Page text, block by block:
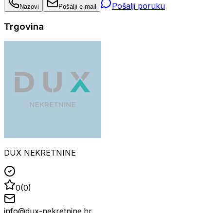
Nazovi Pošalji e-mail Pošalji poruku
Trgovina
DUX NEKRETNINE
0(0)